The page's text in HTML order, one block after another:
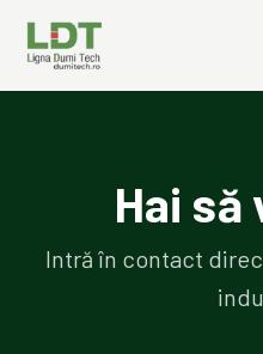
Hai
Intră în contact